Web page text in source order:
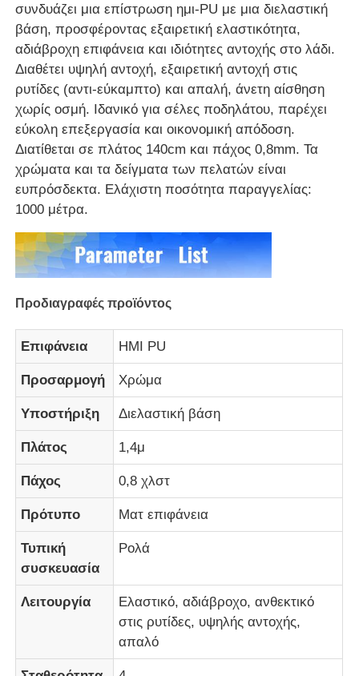
Σπίτι
Προϊόντα
Βίντεο
Σχετικά με εμάς
Επισκέψεις στο εργοστάσιο
Έλεγχος Ποιότητας
Επικοινωνήστε μαζί μας
Ειδήσεις
Υλικό δέρματος καναπέ
συνδυάζει μια επίστρωση ημι-PU με μια διελαστική
βάση, προσφέροντας εξαιρετική ελαστικότητα,
αδιάβροχη επιφάνεια και ιδιότητες αντοχής στο λάδι.
Διαθέτει υψηλή αντοχή, εξαιρετική αντοχή στις
ρυτίδες (αντι-εύκαμπτο) και απαλή, άνετη αίσθηση
χωρίς οσμή. Ιδανικό για σέλες ποδηλάτου, παρέχει
εύκολη επεξεργασία και οικονομική απόδοση.
Διατίθεται σε πλάτος 140cm και πάχος 0,8mm. Τα
χρώματα και τα δείγματα των πελατών είναι
ευπρόσδεκτα. Ελάχιστη ποσότητα παραγγελίας:
1000 μέτρα.
Προδιαγραφές προϊόντος
Επιφάνεια ΗΜΙ PU
Προσαρμογή Χρώμα
Υποστήριξη Διελαστική βάση
Πλάτος 1,4μ
Πάχος 0,8 χλστ
Πρότυπο Ματ επιφάνεια
Τυπική
συσκευασία
Ρολά
Λειτουργία
Ελαστικό, αδιάβροχο, ανθεκτικό
στις ρυτίδες, υψηλής αντοχής,
απαλό